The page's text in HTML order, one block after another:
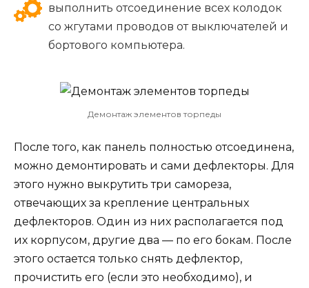
выполнить отсоединение всех колодок
со жгутами проводов от выключателей и
бортового компьютера.
Демонтаж элементов торпеды
После того, как панель полностью отсоединена,
можно демонтировать и сами дефлекторы. Для
этого нужно выкрутить три самореза,
отвечающих за крепление центральных
дефлекторов. Один из них располагается под
их корпусом, другие два — по его бокам. После
этого остается только снять дефлектор,
прочистить его (если это необходимо), и